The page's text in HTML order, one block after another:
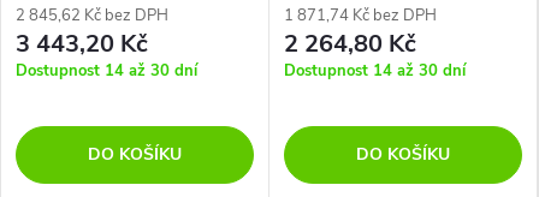
2 845,62 Kč bez DPH
3 443,20 Kč
Dostupnost 14 až 30 dní
DO KOŠÍKU
1 871,74 Kč bez DPH
2 264,80 Kč
Dostupnost 14 až 30 dní
DO KOŠÍKU